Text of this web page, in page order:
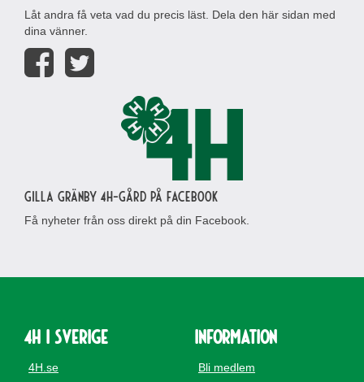
Låt andra få veta vad du precis läst. Dela den här sidan med
dina vänner.
Gilla Gränby 4H-gård på Facebook
Få nyheter från oss direkt på din Facebook.
4H i Sverige
4H.se
Information
Bli medlem